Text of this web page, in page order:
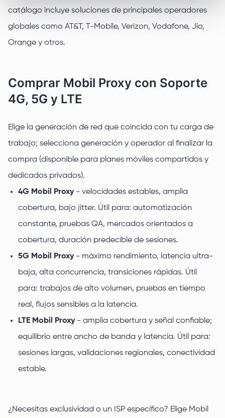
catálogo incluye soluciones de principales operadores
globales como AT&T, T-Mobile, Verizon, Vodafone, Jio,
Orange y otros.
Comprar Mobil Proxy con Soporte
4G, 5G y LTE
Elige la generación de red que coincida con tu carga de
trabajo; selecciona generación y operador al finalizar la
compra (disponible para planes móviles compartidos y
dedicados privados).
4G Mobil Proxy- velocidades estables, amplia
cobertura, bajo jitter. Útil para: automatización
constante, pruebas QA, mercados orientados a
cobertura, duración predecible de sesiones.
5G Mobil Proxy- máximo rendimiento, latencia ultra-
baja, alta concurrencia, transiciones rápidas. Útil
para: trabajos de alto volumen, pruebas en tiempo
real, flujos sensibles a la latencia.
LTE Mobil Proxy- amplia cobertura y señal confiable;
equilibrio entre ancho de banda y latencia. Útil para:
sesiones largas, validaciones regionales, conectividad
estable.
¿Necesitas exclusividad o un ISP específico? Elige Mobil